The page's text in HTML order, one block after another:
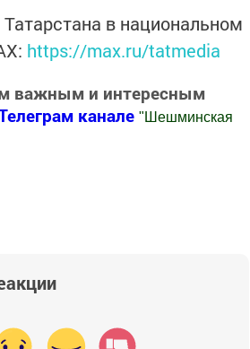
в национальном
https://max.ru/tatmedia
важным и интересным
канале " Шешминская